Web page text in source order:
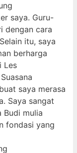
saya. Guru-
dengan cara
itu, saya
berharga
Les
saya merasa
Saya sangat
Budi mulia
fondasi yang